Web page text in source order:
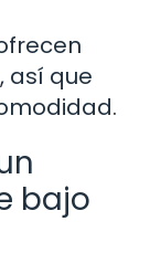
así que
bajo